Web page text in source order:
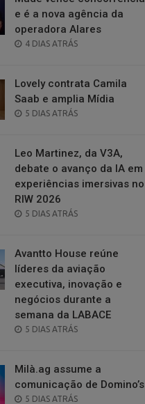
e é a nova agência da
operadora Alares
POSTED
4 DIAS ATRÁS
Lovely contrata Camila
Saab e amplia Mídia
POSTED
5 DIAS ATRÁS
Leo Martinez, da V3A,
debate o avanço da IA em
experiências imersivas no
RIW 2026
POSTED
5 DIAS ATRÁS
Avantto House reúne
líderes da aviação
executiva, inovação e
negócios durante a
semana da LABACE
POSTED
5 DIAS ATRÁS
Milà.ag assume a
comunicação de Domino’s
POSTED
5 DIAS ATRÁS